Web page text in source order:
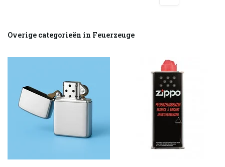
Overige categorieën in Feuerzeuge